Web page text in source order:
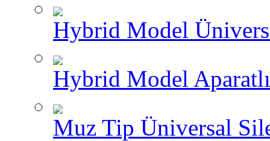
Hybrid Model
Hybrid Model
Muz Tip Üniversal